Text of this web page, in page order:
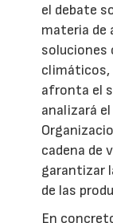
el debate
materia de
soluciones
climáticos,
afronta el
analizará
cadena de
garantizar
de las
En